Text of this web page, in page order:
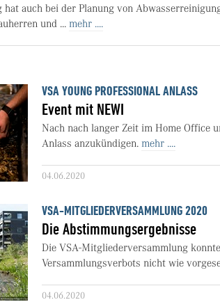
hat auch bei der Planung von
und ... mehr ....
VSA YOUNG PROFESSIONAL ANLASS
Event mit NEWI
Nach nach langer Zeit im Home Office
Anlass anzukündigen. mehr ....
04.06.2020
VSA-MITGLIEDERVERSAMMLUNG 2020
Die Abstimmungsergebnisse
Die VSA-Mitgliederversammlung
Versammlungsverbots nicht wie
04.06.2020